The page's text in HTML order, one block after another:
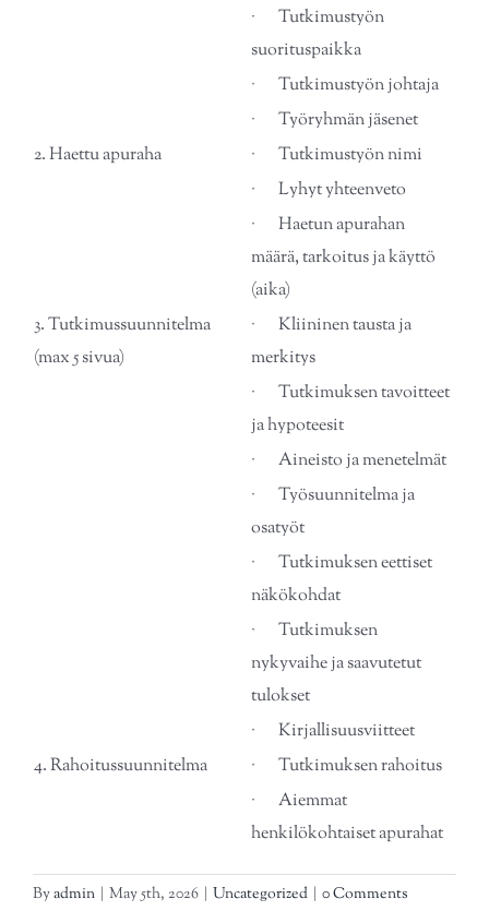
· Tutkimustyön
suorituspaikka
· Tutkimustyön johtaja
· Työryhmän jäsenet
2. Haettu apuraha
· Tutkimustyön nimi
· Lyhyt yhteenveto
· Haetun apurahan
määrä, tarkoitus ja käyttö
(aika)
3. Tutkimussuunnitelma
(max 5 sivua)
· Kliininen tausta ja
merkitys
· Tutkimuksen tavoitteet
ja hypoteesit
· Aineisto ja menetelmät
· Työsuunnitelma ja
osatyöt
· Tutkimuksen eettiset
näkökohdat
· Tutkimuksen
nykyvaihe ja saavutetut
tulokset
· Kirjallisuusviitteet
4. Rahoitussuunnitelma
· Tutkimuksen rahoitus
· Aiemmat
henkilökohtaiset apurahat
Byadmin May 5th, 2026 Uncategorized 0 Comments